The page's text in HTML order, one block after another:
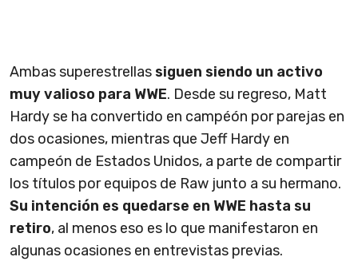
Ambas superestrellassiguen siendo un activo
muy valioso para WWE. Desde su regreso, Matt
Hardy se ha convertido en campéón por parejas en
dos ocasiones, mientras que Jeff Hardy en
campeón de Estados Unidos, a parte de compartir
los títulos por equipos de Raw junto a su hermano.
Su intención es quedarse en WWE hasta su
retiro, al menos eso es lo que manifestaron en
algunas ocasiones en entrevistas previas.